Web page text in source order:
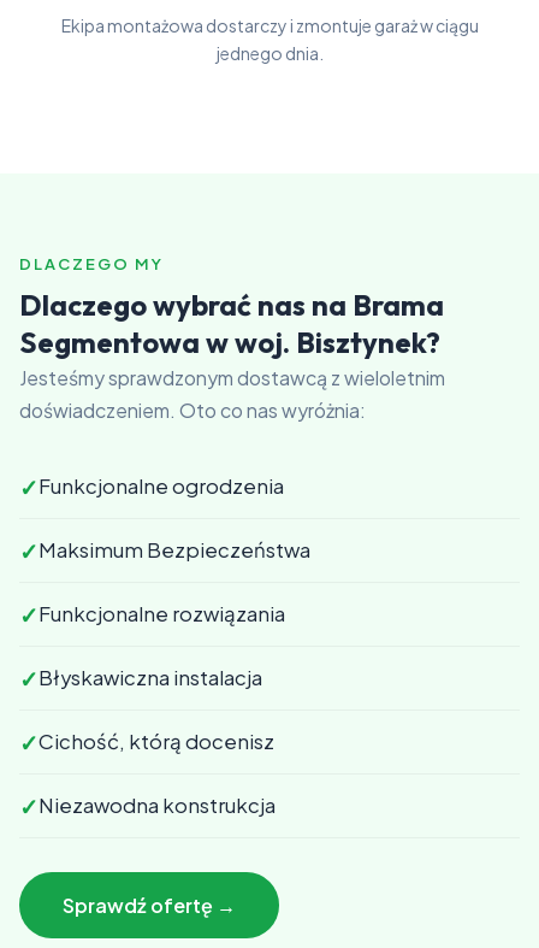
Ekipa montażowa dostarczy i zmontuje garaż w ciągu
jednego dnia.
DLACZEGO MY
Dlaczego wybrać nas na Brama
Segmentowa w woj. Bisztynek?
Jesteśmy sprawdzonym dostawcą z wieloletnim
doświadczeniem. Oto co nas wyróżnia:
✓Funkcjonalne ogrodzenia
✓Maksimum Bezpieczeństwa
✓Funkcjonalne rozwiązania
✓Błyskawiczna instalacja
✓Cichość, którą docenisz
✓Niezawodna konstrukcja
Sprawdź ofertę →